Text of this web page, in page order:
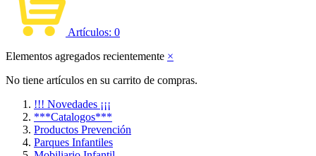
Artículos: 0
Elementos agregados recientemente ×
No tiene artículos en su carrito de compras.
!!! Novedades ¡¡¡
***Catalogos***
Productos Prevención
Parques Infantiles